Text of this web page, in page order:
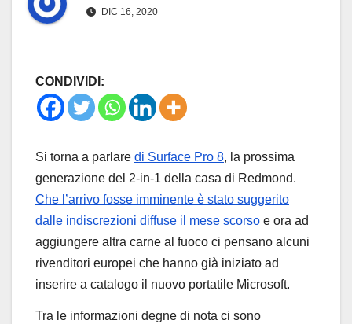
DIC 16, 2020
CONDIVIDI:
Si torna a parlare di Surface Pro 8, la prossima
generazione del 2-in-1 della casa di Redmond.
Che l’arrivo fosse imminente è stato suggerito
dalle indiscrezioni diffuse il mese scorso e ora ad
aggiungere altra carne al fuoco ci pensano alcuni
rivenditori europei che hanno già iniziato ad
inserire a catalogo il nuovo portatile Microsoft.
Tra le informazioni degne di nota ci sono